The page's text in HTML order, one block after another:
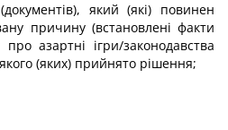
який (які) повинен
причину (встановлені факти
азартні ігри/законодавства
(яких) прийнято рішення;